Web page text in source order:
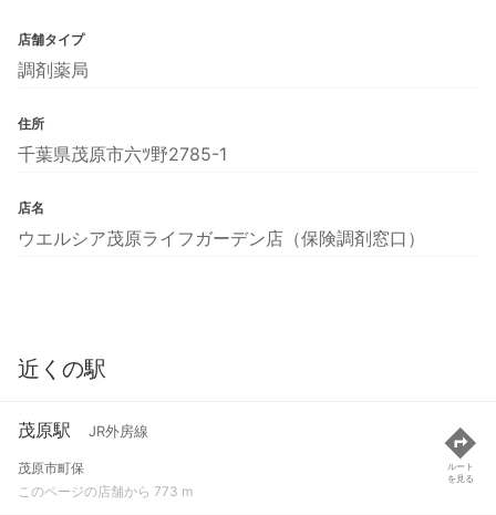
店舗タイプ
調剤薬局
住所
千葉県茂原市六ﾂ野2785-1
店名
ウエルシア茂原ライフガーデン店（保険調剤窓口）
近くの駅
茂原駅 JR外房線
茂原市町保
このページの店舗から 773 m
ルート
を見る